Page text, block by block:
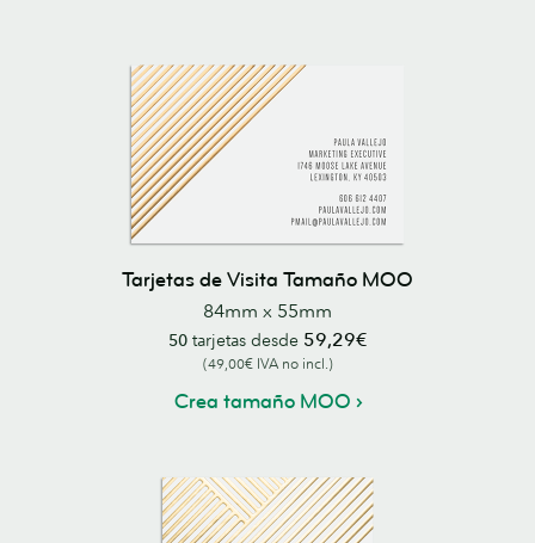
Tarjetas de Visita Tamaño MOO
84mm x 55mm
50tarjetas desde 59,29€
(49,00€ IVA no incl.)
Crea tamaño MOO